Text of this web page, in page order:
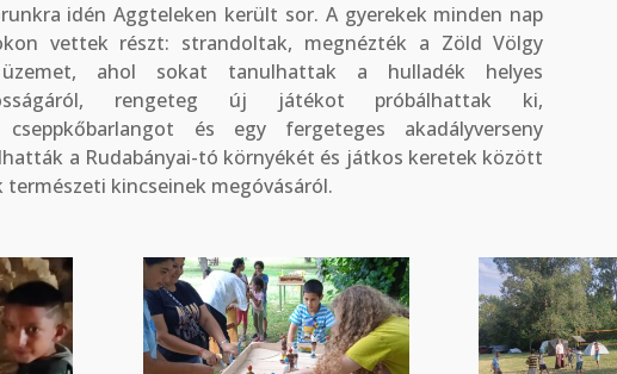
idén Aggteleken került sor. A gyerekek minden nap
vettek részt: strandoltak, megnézték a Zöld Völgy
üzemet, ahol sokat tanulhattak a hulladék helyes
rengeteg új játékot próbálhattak ki,
és egy fergeteges akadályverseny
a Rudabányai-tó környékét és játkos keretek között
kincseinek megóvásáról.